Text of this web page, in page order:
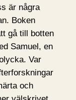
är några
Boken
gå till botten
Samuel, en
Var
och